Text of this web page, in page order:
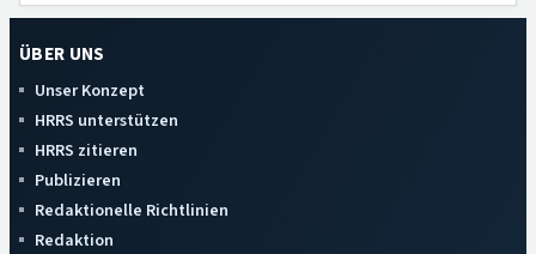
ÜBER UNS
Unser Konzept
HRRS unterstützen
HRRS zitieren
Publizieren
Redaktionelle Richtlinien
Redaktion